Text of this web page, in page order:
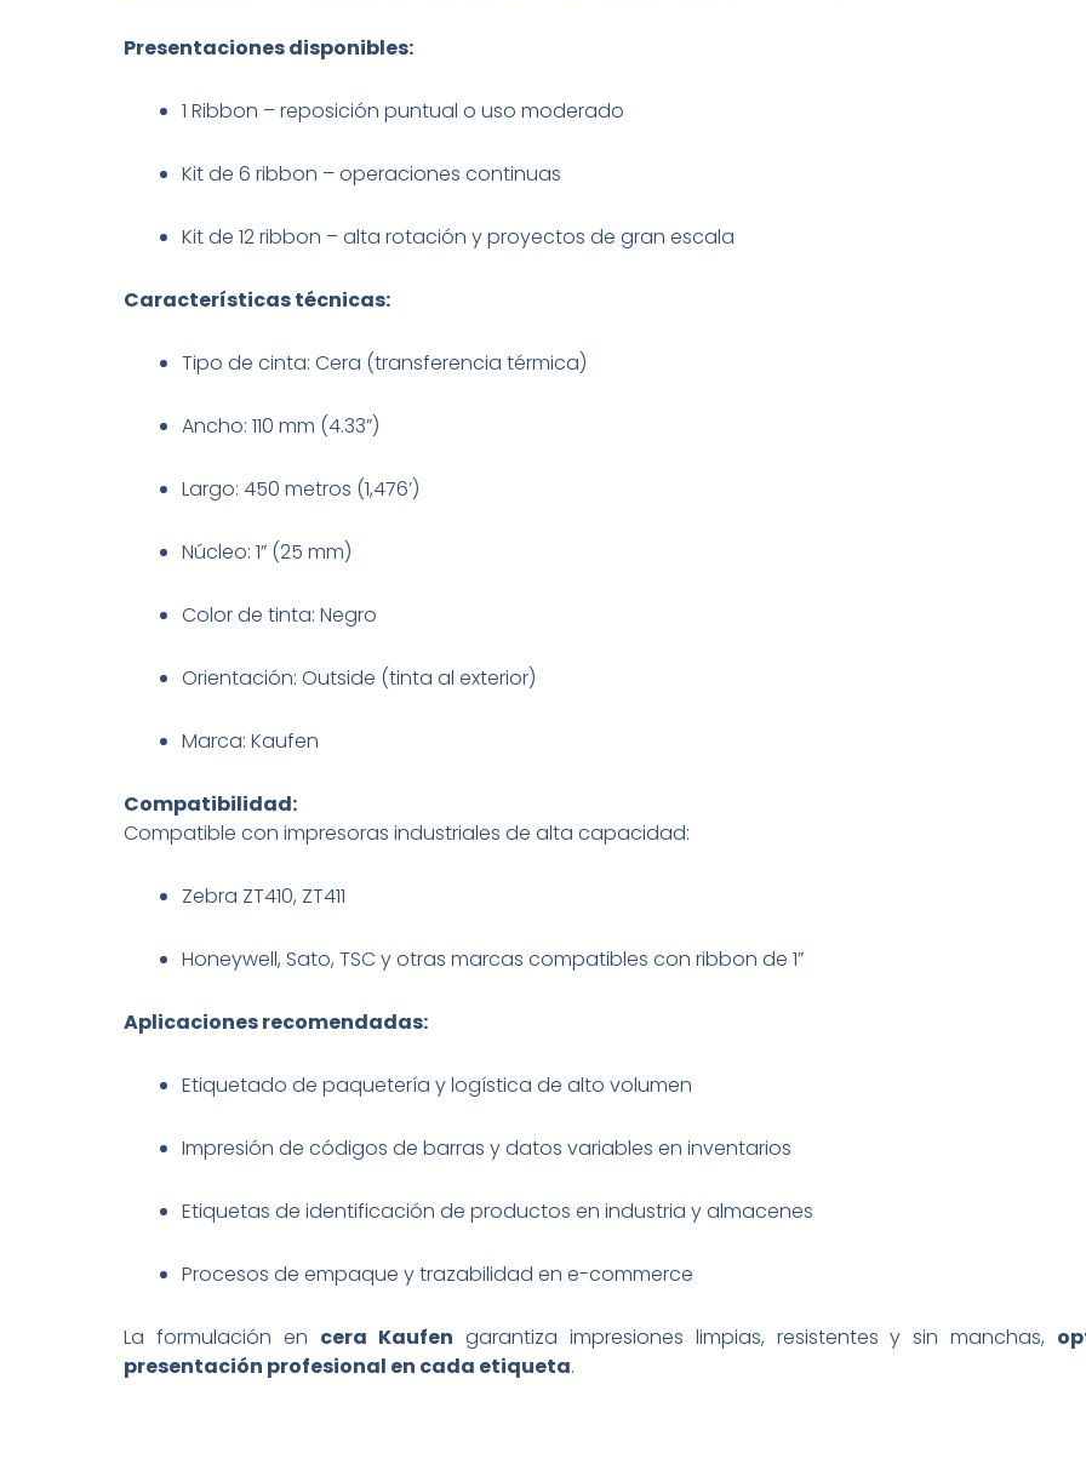
Presentaciones disponibles:
1 Ribbon – reposición puntual o uso moderado
Kit de 6 ribbon – operaciones continuas
Kit de 12 ribbon – alta rotación y proyectos de gran escala
Características técnicas:
Tipo de cinta: Cera (transferencia térmica)
Ancho: 110 mm (4.33”)
Largo: 450 metros (1,476’)
Núcleo: 1” (25 mm)
Color de tinta: Negro
Orientación: Outside (tinta al exterior)
Marca: Kaufen
Compatibilidad:
Compatible con impresoras industriales de alta capacidad:
Zebra ZT410, ZT411
Honeywell, Sato, TSC y otras marcas compatibles con ribbon de 1”
Aplicaciones recomendadas:
Etiquetado de paquetería y logística de alto volumen
Impresión de códigos de barras y datos variables en inventarios
Etiquetas de identificación de productos en industria y almacenes
Procesos de empaque y trazabilidad en e-commerce
La formulación en cera Kaufen garantiza impresiones limpias, resistentes y sin manchas,
presentación profesional en cada etiqueta.